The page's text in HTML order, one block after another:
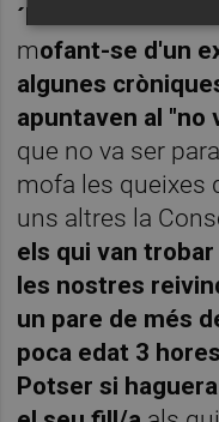
´horari del derbi
mofant-se d'un
algunes
apuntaven al "no
que no va ser
mofa les queixes
uns altres la
els qui van
les nostres
un pare de més
poca edat 3
Potser si